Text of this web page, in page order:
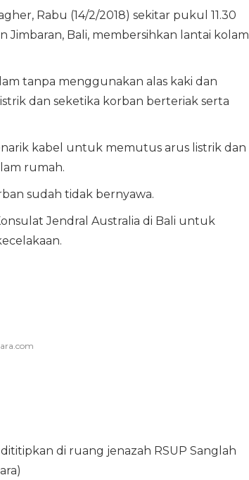
Rabu (14/2/2018) sekitar pukul 11.30
Jimbaran, Bali, membersihkan lantai kolam
tanpa menggunakan alas kaki dan
dan seketika korban berteriak serta
kabel untuk memutus arus listrik dan
rumah.
sudah tidak bernyawa.
Jendral Australia di Bali untuk
di ruang jenazah RSUP Sanglah